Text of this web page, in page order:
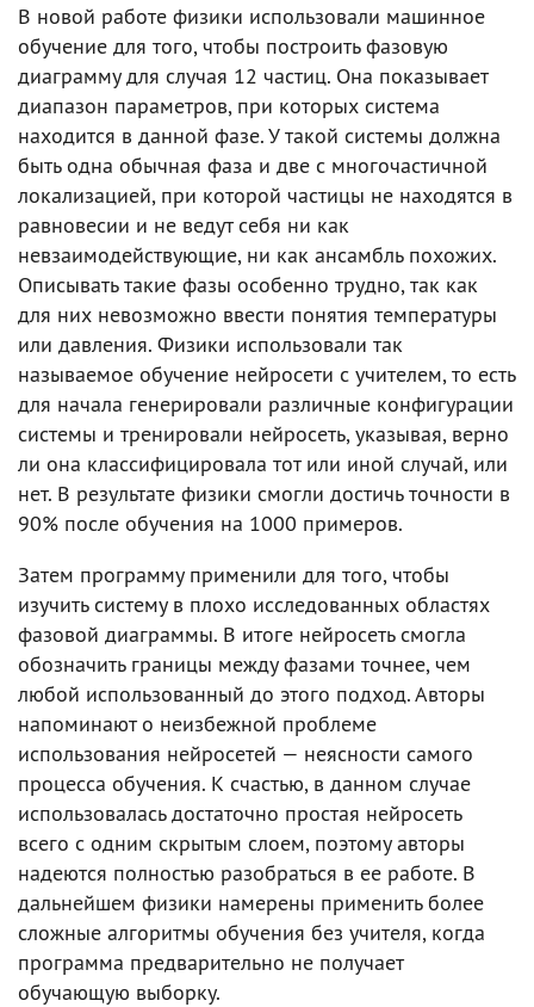
В новой работе физики использовали машинное
обучение для того, чтобы построить фазовую
диаграмму для случая 12 частиц. Она показывает
диапазон параметров, при которых система
находится в данной фазе. У такой системы должна
быть одна обычная фаза и две с многочастичной
локализацией, при которой частицы не находятся в
равновесии и не ведут себя ни как
невзаимодействующие, ни как ансамбль похожих.
Описывать такие фазы особенно трудно, так как
для них невозможно ввести понятия температуры
или давления. Физики использовали так
называемое обучение нейросети с учителем, то есть
для начала генерировали различные конфигурации
системы и тренировали нейросеть, указывая, верно
ли она классифицировала тот или иной случай, или
нет. В результате физики смогли достичь точности в
90% после обучения на 1000 примеров.
Затем программу применили для того, чтобы
изучить систему в плохо исследованных областях
фазовой диаграммы. В итоге нейросеть смогла
обозначить границы между фазами точнее, чем
любой использованный до этого подход. Авторы
напоминают о неизбежной проблеме
использования нейросетей — неясности самого
процесса обучения. К счастью, в данном случае
использовалась достаточно простая нейросеть
всего с одним скрытым слоем, поэтому авторы
надеются полностью разобраться в ее работе. В
дальнейшем физики намерены применить более
сложные алгоритмы обучения без учителя, когда
программа предварительно не получает
обучающую выборку.